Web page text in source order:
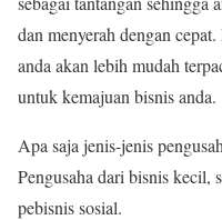
dan menyerah dengan
anda akan lebih mudah
untuk kemajuan bisnis anda.
Apa saja jenis-jenis
Pengusaha dari bisnis kecil,
pebisnis sosial.